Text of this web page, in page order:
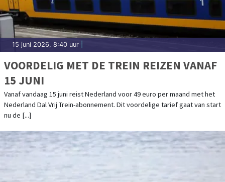
15 juni 2026, 8:40 uur
VOORDELIG MET DE TREIN REIZEN VANAF
15 JUNI
Vanaf vandaag 15 juni reist Nederland voor 49 euro per maand met het
Nederland Dal Vrij Trein-abonnement. Dit voordelige tarief gaat van start
nu de [...]